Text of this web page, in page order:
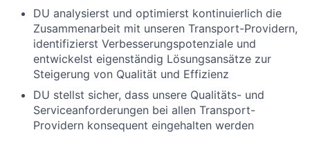
DU analysierst und optimierst kontinuierlich die
Zusammenarbeit mit unseren Transport-Providern,
identifizierst Verbesserungspotenziale und
entwickelst eigenständig Lösungsansätze zur
Steigerung von Qualität und Effizienz
DU stellst sicher, dass unsere Qualitäts- und
Serviceanforderungen bei allen Transport-
Providern konsequent eingehalten werden